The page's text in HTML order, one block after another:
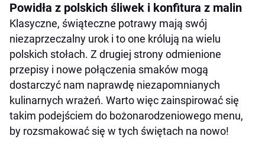
Powidła z polskich śliwek i konfitura z malin
Klasyczne, świąteczne potrawy mają swój
niezaprzeczalny urok i to one królują na wielu
polskich stołach. Z drugiej strony odmienione
przepisy i nowe połączenia smaków mogą
dostarczyć nam naprawdę niezapomnianych
kulinarnych wrażeń. Warto więc zainspirować się
takim podejściem do bożonarodzeniowego menu,
by rozsmakować się w tych świętach na nowo!